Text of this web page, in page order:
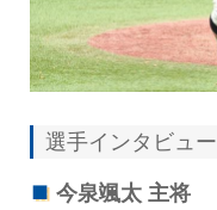
選手インタビュー
今泉颯太 主将